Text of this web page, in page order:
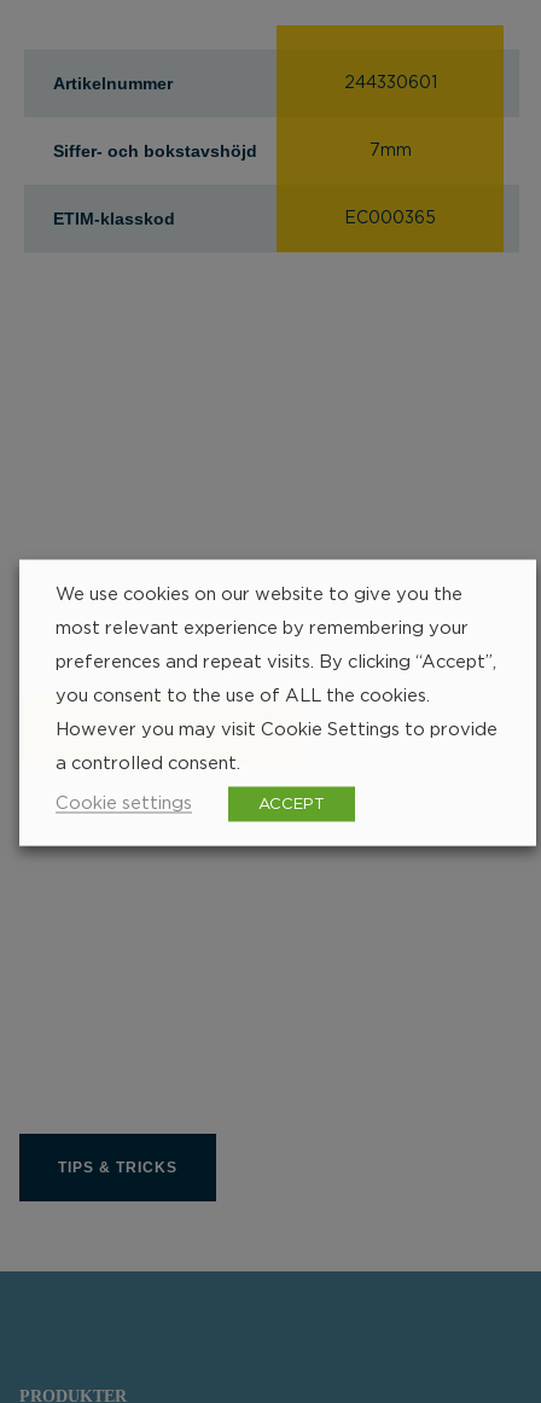
Artikelnummer
Siffer- och bokstavshöjd
ETIM-klasskod
244330601
7mm
EC000365
Hitta närmsta
återförsäljare
HITTA ÅTERFÖRSÄLJARE
236 px
252 px
TIPS & TRICKS
PRODUKTER
We use cookies on our website to give you the
most relevant experience by remembering your
preferences and repeat visits. By clicking “Accept”,
you consent to the use of ALL the cookies.
However you may visit Cookie Settings to provide
a controlled consent.
Cookie settings ACCEPT